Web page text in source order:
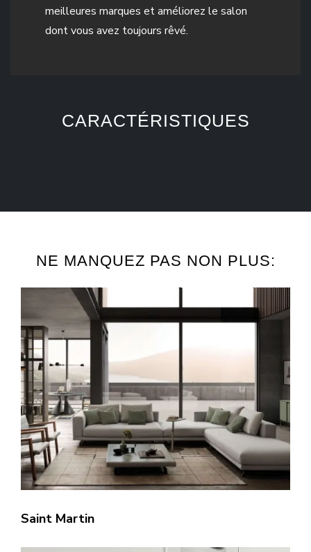
meilleures marques et améliorez le salon
dont vous avez toujours rêvé.
CARACTÉRISTIQUES
NE MANQUEZ PAS NON PLUS:
Saint Martin